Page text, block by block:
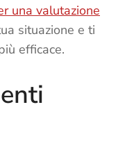
una valutazione
situazione e ti
efficace.